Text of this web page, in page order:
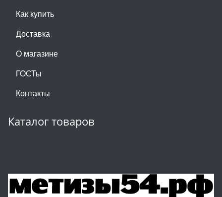
Как купить
Доставка
О магазине
ГОСТы
Контакты
Каталог товаров